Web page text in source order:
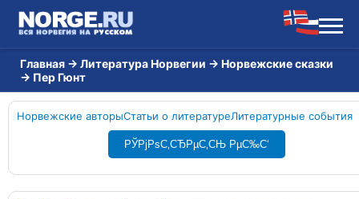
Главная → Литература Норвегии → Норвежские сказки
→ Пер Гюнт
Норвежские авторыСтатьи о литературеЛитературные события
РЎРјРѕС‚СЂРµС‚СЊ РµС‰С‘